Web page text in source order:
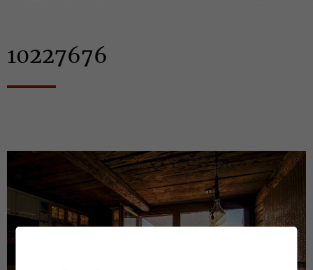
10227676